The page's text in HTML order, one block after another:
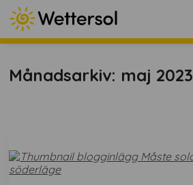
Månadsarkiv: maj 2023